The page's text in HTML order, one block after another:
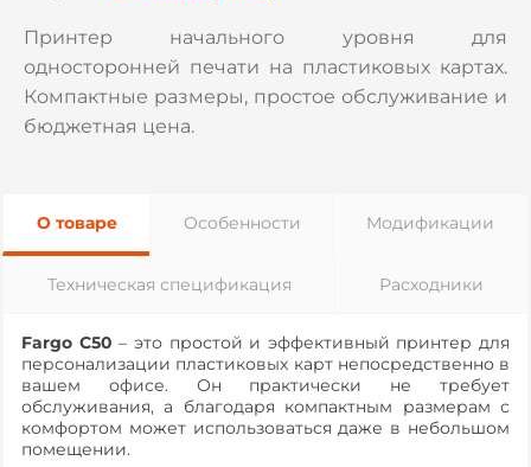
Принтер начального уровня для
односторонней печати на пластиковых картах.
Компактные размеры, простое обслуживание и
бюджетная цена.
О товаре Особенности Модификации
Техническая спецификация Расходники
Fargo C50 – это простой и эффективный принтер для
персонализации пластиковых карт непосредственно в
вашем офисе. Он практически не требует
обслуживания, а благодаря компактным размерам с
комфортом может использоваться даже в небольшом
помещении.